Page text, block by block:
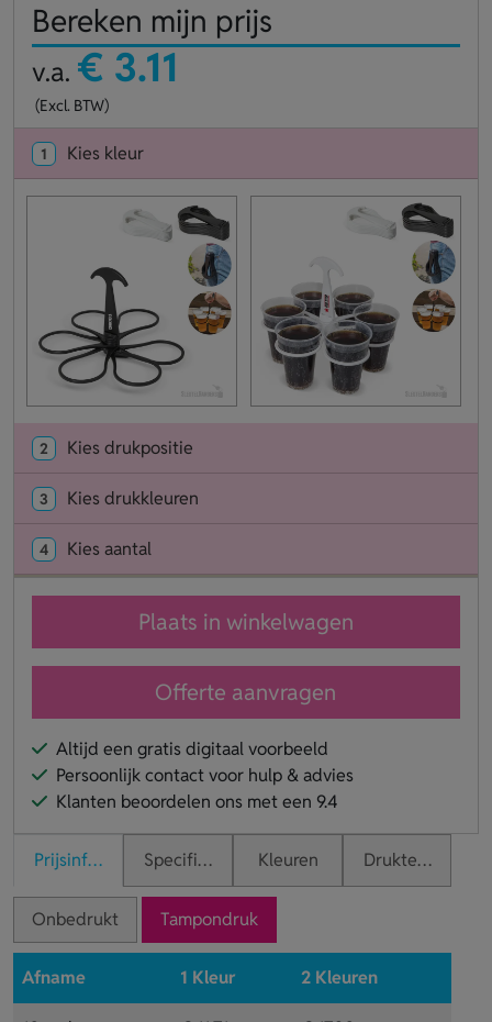
Bereken mijn prijs
v.a. € 3.11
(Excl. BTW)
1 Kies kleur
2 Kies drukpositie
3 Kies drukkleuren
4 Kies aantal
Plaats in winkelwagen
Offerte aanvragen
Altijd een gratis digitaal voorbeeld
Persoonlijk contact voor hulp & advies
Klanten beoordelen ons met een 9.4
PrijsinformatieSpecificaties Kleuren Druktechnieken
Onbedrukt Tampondruk
Afname 1 Kleur 2 Kleuren